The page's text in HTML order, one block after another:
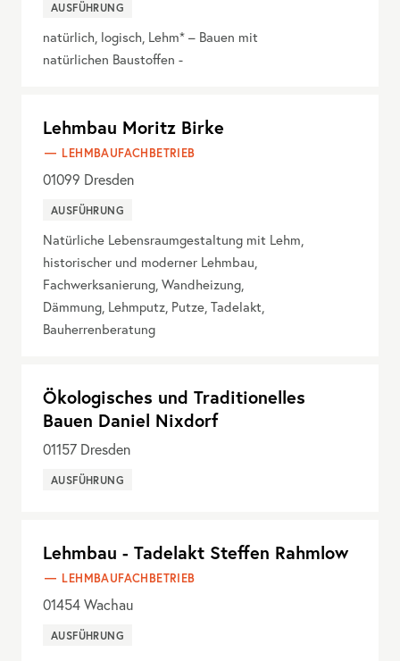
AUSFÜHRUNG
natürlich, logisch, Lehm* – Bauen mit
natürlichen Baustoffen -
Lehmbau Moritz Birke
LEHMBAUFACHBETRIEB
01099 Dresden
AUSFÜHRUNG
Natürliche Lebensraumgestaltung mit Lehm,
historischer und moderner Lehmbau,
Fachwerksanierung, Wandheizung,
Dämmung, Lehmputz, Putze, Tadelakt,
Bauherrenberatung
Ökologisches und Traditionelles
Bauen Daniel Nixdorf
01157 Dresden
AUSFÜHRUNG
Lehmbau - Tadelakt Steffen Rahmlow
LEHMBAUFACHBETRIEB
01454 Wachau
AUSFÜHRUNG